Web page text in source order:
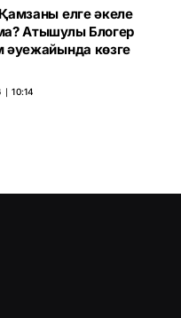
елге әкеле
Атышулы Блогер
әуежайында көзге
10:14